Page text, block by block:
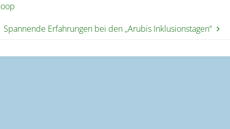
Spannende Erfahrungen bei den „Arubis Inklusionstagen“